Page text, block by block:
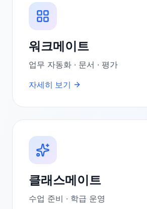
워크메이트
업무 자동화 · 문서 · 평가
자세히 보기
클래스메이트
수업 준비 · 학급 운영